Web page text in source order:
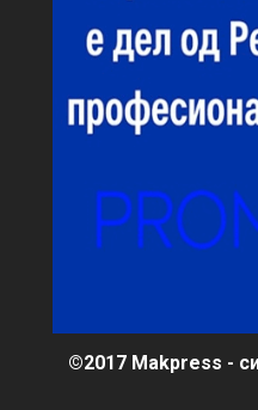
©2017 Makpress -